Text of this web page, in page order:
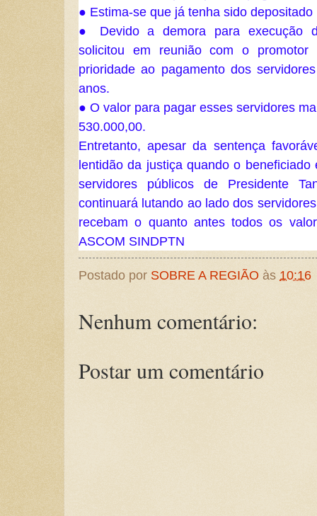
● Estima-se que já tenha sido
● Devido a demora para execução
solicitou em reunião com o
prioridade ao pagamento dos
anos.
● O valor para pagar esses servidores
530.000,00.
Entretanto, apesar da sentença
lentidão da justiça quando o
servidores públicos de Presidente
continuará lutando ao lado dos
recebam o quanto antes todos os
ASCOM SINDPTN
Postado por SOBRE A REGIÃO às 10:16
Nenhum comentário:
Postar um comentário